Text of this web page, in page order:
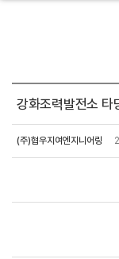
강화조력발전소 타
(주)협우지여엔지니어링